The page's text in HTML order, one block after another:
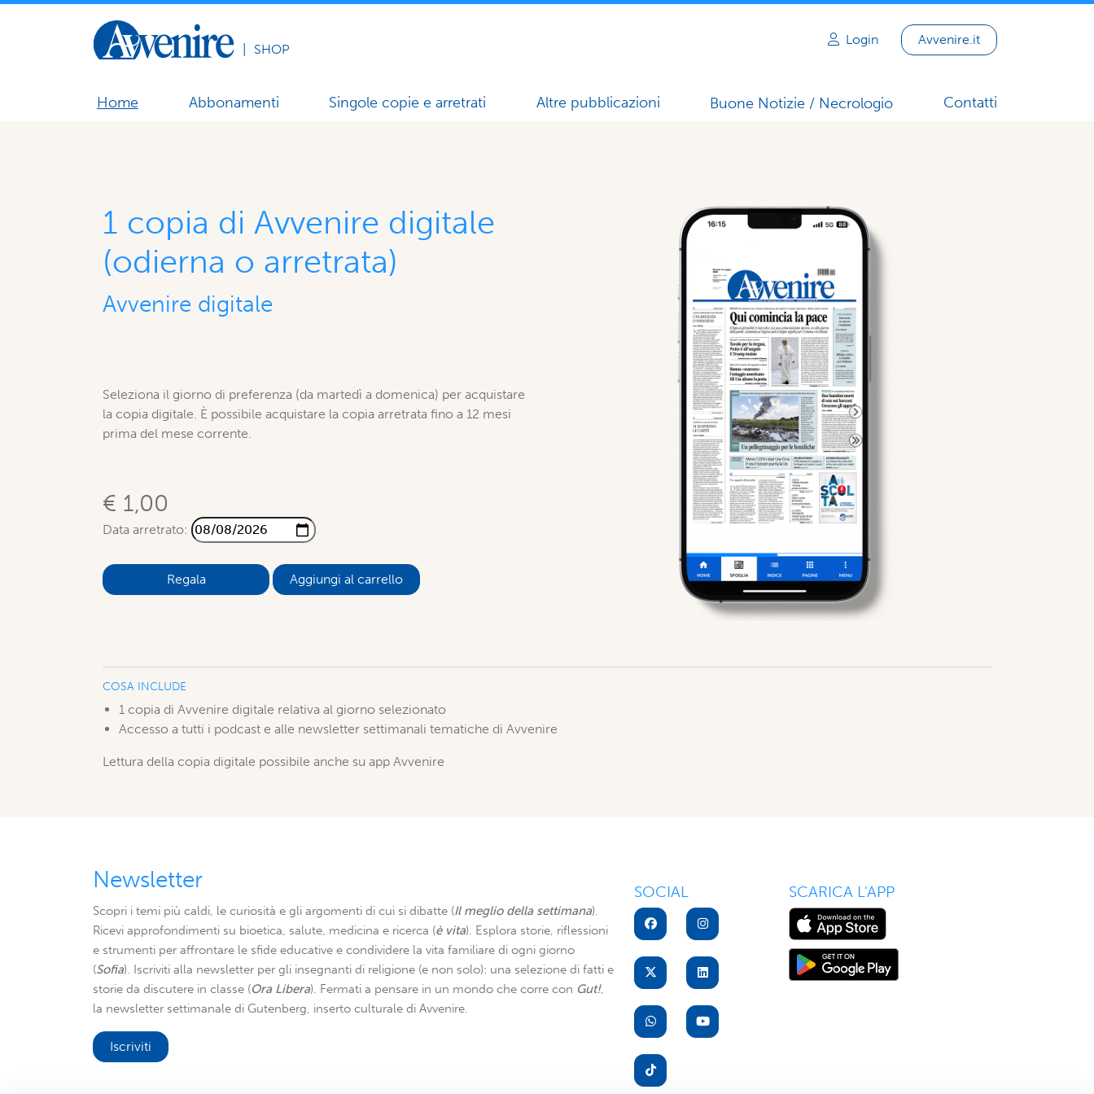
SHOP
Login Avvenire.it
Home Abbonamenti Singole copie e arretrati Altre pubblicazioni Buone Notizie / Necrologio Contatti
1 copia di Avvenire digitale
(odierna o arretrata)
Avvenire digitale
Seleziona il giorno di preferenza (da martedì a domenica) per acquistare
la copia digitale. È possibile acquistare la copia arretrata fino a 12 mesi
prima del mese corrente.
€ 1,00
Data arretrato:
Aggiungi al carrello
COSA INCLUDE
1 copia di Avvenire digitale relativa al giorno selezionato
Accesso a tutti i podcast e alle newsletter settimanali tematiche di Avvenire
Lettura della copia digitale possibile anche su app Avvenire
Newsletter
Scopri i temi più caldi, le curiosità e gli argomenti di cui si dibatte (Il meglio della settimana).
Ricevi approfondimenti su bioetica, salute, medicina e ricerca (è vita). Esplora storie, riflessioni
e strumenti per affrontare le sfide educative e condividere la vita familiare di ogni giorno
(Sofia). Iscriviti alla newsletter per gli insegnanti di religione (e non solo): una selezione di fatti e
storie da discutere in classe (Ora Libera). Fermati a pensare in un mondo che corre con Gut!,
la newsletter settimanale di Gutenberg, inserto culturale di Avvenire.
Iscriviti
SOCIAL SCARICA L'APP